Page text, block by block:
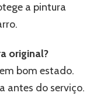
a pintura
original?
bom estado.
antes do serviço.